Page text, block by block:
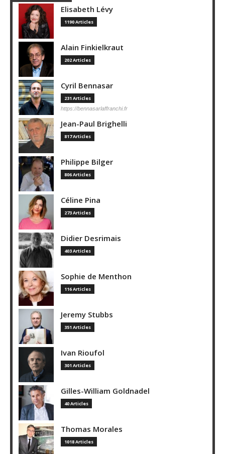
Elisabeth Lévy
1190 Articles
Alain Finkielkraut
202 Articles
Cyril Bennasar
231 Articles
https://bennasarlaffranchi.fr
Jean-Paul Brighelli
817 Articles
Philippe Bilger
806 Articles
Céline Pina
273 Articles
Didier Desrimais
403 Articles
Sophie de Menthon
116 Articles
Jeremy Stubbs
351 Articles
Ivan Rioufol
301 Articles
Gilles-William Goldnadel
40 Articles
Thomas Morales
1018 Articles